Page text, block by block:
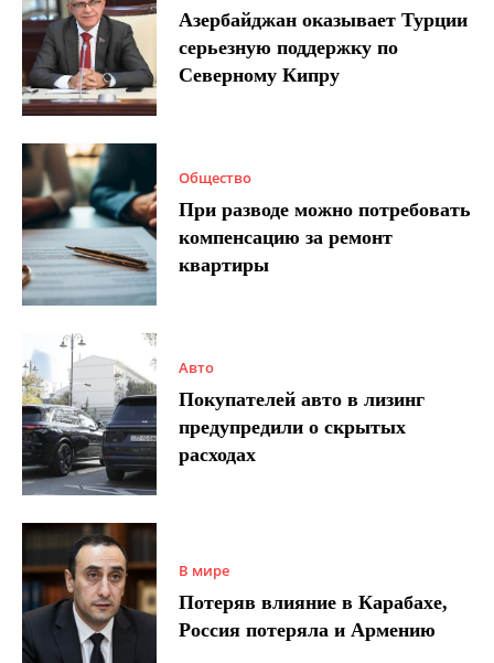
Азербайджан оказывает Турции
серьезную поддержку по
Северному Кипру
Общество
При разводе можно потребовать
компенсацию за ремонт
квартиры
Авто
Покупателей авто в лизинг
предупредили о скрытых
расходах
В мире
Потеряв влияние в Карабахе,
Россия потеряла и Армению